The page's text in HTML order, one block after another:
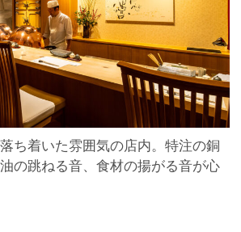
ち着いた雰囲気の店内。特注の銅
の跳ねる音、食材の揚がる音が心